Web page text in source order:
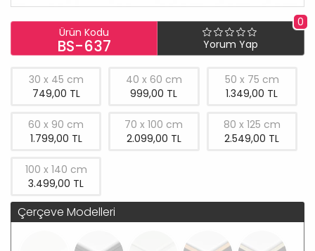
Ürün Kodu
BS-637
0
Yorum Yap
30 x 45 cm
749,00 TL
40 x 60 cm
999,00 TL
50 x 75 cm
1.349,00 TL
60 x 90 cm
1.799,00 TL
70 x 100 cm
2.099,00 TL
80 x 125 cm
2.549,00 TL
100 x 140 cm
3.499,00 TL
Çerçeve Modelleri